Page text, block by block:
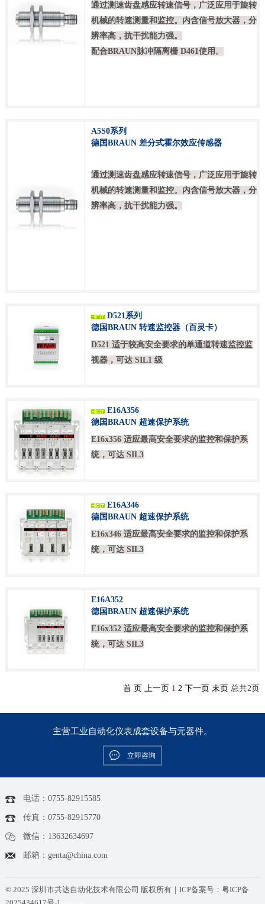
通过测速齿盘感应转速信号，广泛应用于旋转
机械的转速测量和监控。内含信号放大器，分
辨率高，抗干扰能力强。
配合BRAUN脉冲隔离栅 D461使用。
A5S0系列
德国BRAUN 差分式霍尔效应传感器
通过测速齿盘感应转速信号，广泛应用于旋转
机械的转速测量和监控。内含信号放大器，分
辨率高，抗干扰能力强。
D521系列
德国BRAUN 转速监控器（百灵卡）
D521 适于较高安全要求的单通道转速监控监
视器，可达 SIL1 级
E16A356
德国BRAUN 超速保护系统
E16x356 适应最高安全要求的监控和保护系
统，可达 SIL3
E16A346
德国BRAUN 超速保护系统
E16x346 适应最高安全要求的监控和保护系
统，可达 SIL3
E16A352
德国BRAUN 超速保护系统
E16x352 适应最高安全要求的监控和保护系
统，可达 SIL3
首 页 上一页 1 2 下一页 末页 总共2页
主营工业自动化仪表成套设备与元器件。
立即咨询
电话：0755-82915585
传真：0755-82915770
微信：13632634697
邮箱：genta@china.com
© 2025 深圳市共达自动化技术有限公司 版权所有｜ICP备案号： 粤ICP备